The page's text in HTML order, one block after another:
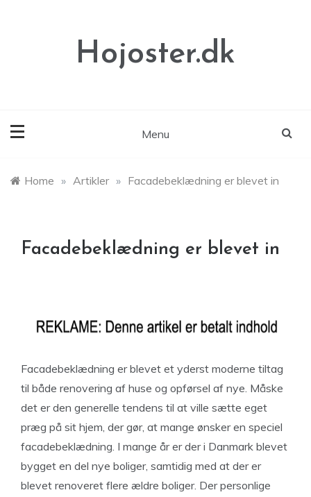
Hojoster.dk
Menu
Home » Artikler » Facadebeklædning er blevet in
Facadebeklædning er blevet in
Facadebeklædning er blevet et yderst moderne tiltag
til både renovering af huse og opførsel af nye. Måske
det er den generelle tendens til at ville sætte eget
præg på sit hjem, der gør, at mange ønsker en speciel
facadebeklædning. I mange år er der i Danmark blevet
bygget en del nye boliger, samtidig med at der er
blevet renoveret flere ældre boliger. Der personlige